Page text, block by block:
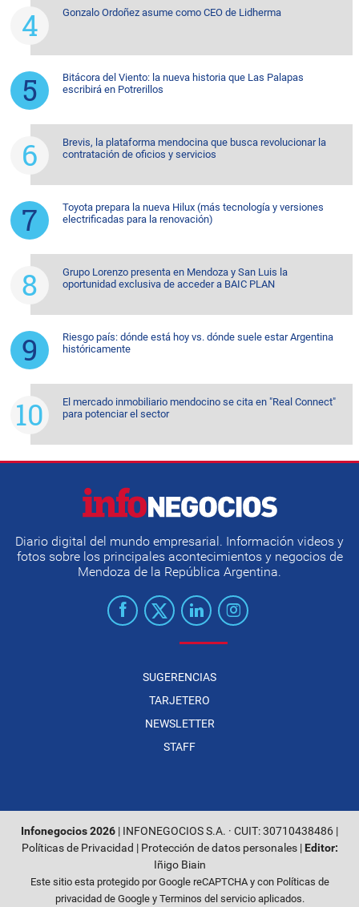
Gonzalo Ordoñez asume como CEO de Lidherma
Bitácora del Viento: la nueva historia que Las Palapas
escribirá en Potrerillos
Brevis, la plataforma mendocina que busca revolucionar la
contratación de oficios y servicios
Toyota prepara la nueva Hilux (más tecnología y versiones
electrificadas para la renovación)
Grupo Lorenzo presenta en Mendoza y San Luis la
oportunidad exclusiva de acceder a BAIC PLAN
Riesgo país: dónde está hoy vs. dónde suele estar Argentina
históricamente
El mercado inmobiliario mendocino se cita en "Real Connect"
para potenciar el sector
Diario digital del mundo empresarial. Información videos y
fotos sobre los principales acontecimientos y negocios de
Mendoza de la República Argentina.
SUGERENCIAS
TARJETERO
NEWSLETTER
STAFF
Infonegocios 2026 | INFONEGOCIOS S.A. · CUIT: 30710438486 |
Políticas de Privacidad | Protección de datos personales| Editor:
Iñigo Biain
Este sitio esta protegido por Google reCAPTCHA y con Políticas de
privacidad de Googley Terminos del servicioaplicados.